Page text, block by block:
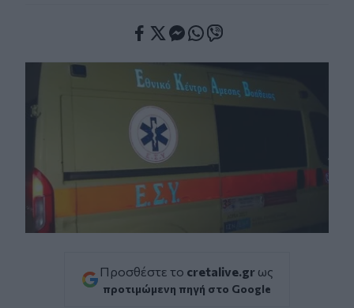
Προσθέστε το cretalive.gr ως
προτιμώμενη πηγή στο Google